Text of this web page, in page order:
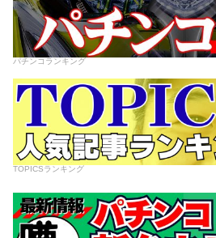
パチンコランキング
TOPICSランキング